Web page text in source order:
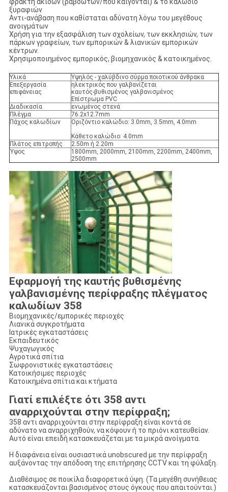
φράκτη ακίδων (ραβδωτών/που καίγονται) & το καλώδιο
ξυραφιών
Αντι-ανάβαση που καθίσταται αδύνατη λόγω του μεγέθους
ανοιγμάτων
Χρήση για την εξασφάλιση των σχολείων, των εκκλησιών, των
πάρκων γραφείων, των εμπορικών & λιανικών εμπορικών
κέντρων.
Χρησιμοποιημένος εμπορικός, βιομηχανικός & κατοικημένος.
Υλικά
Υψηλός - χαλύβδινο σύρμα ποιοτικού άνθρακα
Επεξεργασία
επιφάνειας
ηλεκτρικός που γαλβανίζεται
καυτός-βυθισμένος γαλβανισμένος
Επίστρωμα PVC
Διαδικασία
ενωμένος στενά
Πλέγμα
76.2x12.7mm
Πάχος καλωδίων
Οριζόντιο καλώδιο: 3.0mm, 3.5mm, 4.0mm
Κάθετο καλώδιο: 4.0mm
Πλάτος επιτροπής
2.50m ή 2.20m
Ύψος
1800mm, 2000mm, 2100mm, 2200mm, 2400mm,
2500mm
Εφαρμογή της καυτής βυθισμένης
γαλβανισμένης περίφραξης πλέγματος
καλωδίων 358
Βιομηχανικές/εμπορικές περιοχές
Λιανικά συγκροτήματα
Ιατρικές εγκαταστάσεις
Εκπαιδευτικός
Ψυχαγωγικός
Αγροτικά σπίτια
Σωφρονιστικές εγκαταστάσεις
Κατοικήσιμες περιοχές
Κατοικημένα σπίτια και κτήματα
Γιατί επιλέξτε ότι 358 αντι
αναρριχούνται στην περίφραξη;
358 αντι αναρριχούνται στην περίφραξη είναι κοντά σε
αδύνατο να αναρριχηθούν, να κόψουν ή το πριόνι κατευθείαν.
Αυτό είναι επειδή κατασκευάζεται με τα μικρά ανοίγματα.
Η διαφάνεια είναι ουσιαστικά unobscured με την περίφραξη
αυξάνοντας την απόδοση της επιτήρησης CCTV και τη φύλαξη.
Διαθέσιμος σε ποικίλα διαφορετικά ύψη. (Τα μεγέθη συνήθειας
κατασκευάζονται βασισμένος στους όγκους που απαιτούνται.)